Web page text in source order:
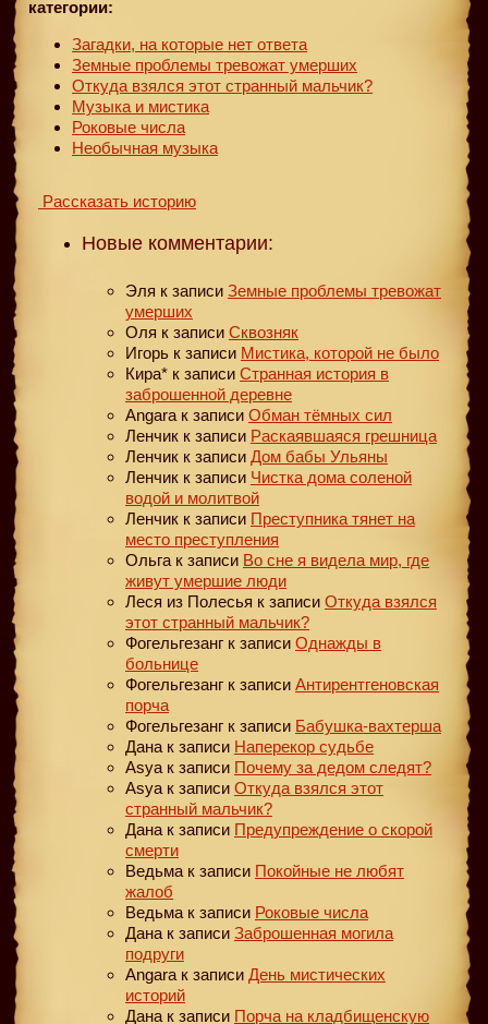
категории:
Загадки, на которые нет ответа
Земные проблемы тревожат умерших
Откуда взялся этот странный мальчик?
Музыка и мистика
Роковые числа
Необычная музыка
Рассказать историю
Новые комментарии:
Эля к записи Земные проблемы тревожат
умерших
Оля к записи Сквозняк
Игорь к записи Мистика, которой не было
Кира* к записи Странная история в
заброшенной деревне
Angara к записи Обман тёмных сил
Ленчик к записи Раскаявшаяся грешница
Ленчик к записи Дом бабы Ульяны
Ленчик к записи Чистка дома соленой
водой и молитвой
Ленчик к записи Преступника тянет на
место преступления
Ольга к записи Во сне я видела мир, где
живут умершие люди
Леся из Полесья к записи Откуда взялся
этот странный мальчик?
Фогельгезанг к записи Однажды в
больнице
Фогельгезанг к записи Антирентгеновская
порча
Фогельгезанг к записи Бабушка-вахтерша
Дана к записи Наперекор судьбе
Asya к записи Почему за дедом следят?
Asya к записи Откуда взялся этот
странный мальчик?
Дана к записи Предупреждение о скорой
смерти
Ведьма к записи Покойные не любят
жалоб
Ведьма к записи Роковые числа
Дана к записи Заброшенная могила
подруги
Angara к записи День мистических
историй
Дана к записи Порча на кладбищенскую